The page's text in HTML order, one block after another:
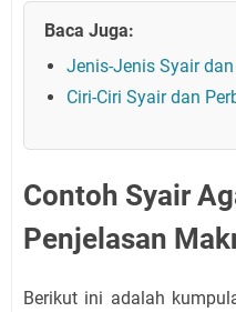
Baca Juga:
Jenis-Jenis Syair
Ciri-Ciri Syair dan
Contoh Syair
Penjelasan
Berikut ini adalah